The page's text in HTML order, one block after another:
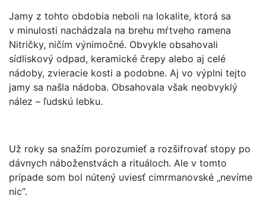
Jamy z tohto obdobia neboli na lokalite, ktorá sa
v minulosti nachádzala na brehu mŕtveho ramena
Nitričky, ničím výnimočné. Obvykle obsahovali
sídliskový odpad, keramické črepy alebo aj celé
nádoby, zvieracie kosti a podobne. Aj vo výplni tejto
jamy sa našla nádoba. Obsahovala však neobvyklý
nález – ľudskú lebku.
Už roky sa snažím porozumieť a rozšifrovať stopy po
dávnych náboženstvách a rituáloch. Ale v tomto
prípade som bol nútený uviesť cimrmanovské „nevíme
nic“.